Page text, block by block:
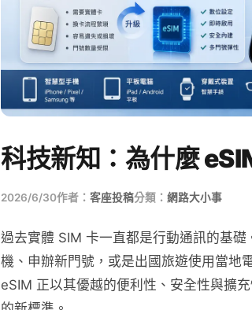
科技新知：為什麼
2026/6/30作者： 客座投稿分類： 網路大小事
過去實體 SIM 卡一直都是行動通訊的基
機、申辦新門號，或是出國旅遊使用當地
eSIM 正以其優越的便利性、安全性與擴